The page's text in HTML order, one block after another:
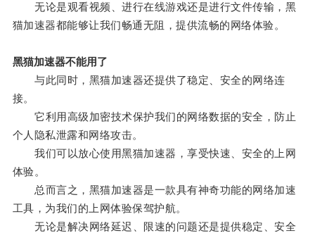
无论是观看视频、进行在线游戏还是进行文件传输，黑
猫加速器都能够让我们畅通无阻，提供流畅的网络体验。
黑猫加速器不能用了
与此同时，黑猫加速器还提供了稳定、安全的网络连
接。
它利用高级加密技术保护我们的网络数据的安全，防止
个人隐私泄露和网络攻击。
我们可以放心使用黑猫加速器，享受快速、安全的上网
体验。
总而言之，黑猫加速器是一款具有神奇功能的网络加速
工具，为我们的上网体验保驾护航。
无论是解决网络延迟、限速的问题还是提供稳定、安全